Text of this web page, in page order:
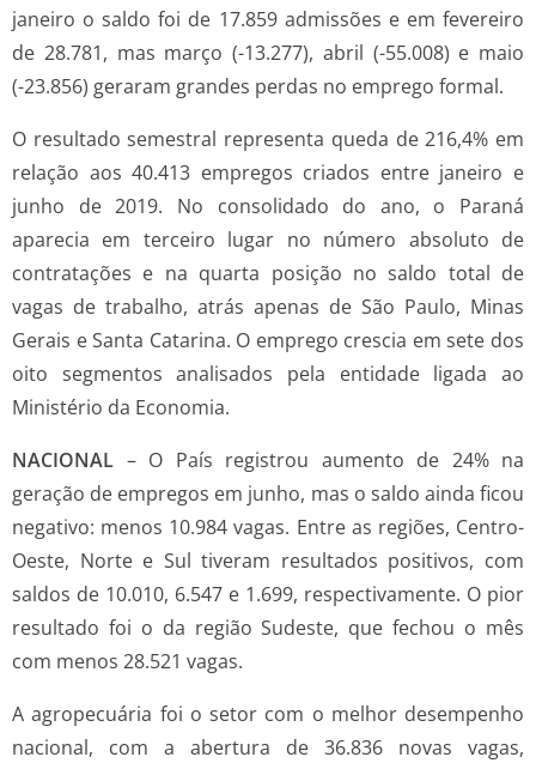
janeiro o saldo foi de 17.859 admissões e em fevereiro
de 28.781, mas março (-13.277), abril (-55.008) e maio
(-23.856) geraram grandes perdas no emprego formal.
O resultado semestral representa queda de 216,4% em
relação aos 40.413 empregos criados entre janeiro e
junho de 2019. No consolidado do ano, o Paraná
aparecia em terceiro lugar no número absoluto de
contratações e na quarta posição no saldo total de
vagas de trabalho, atrás apenas de São Paulo, Minas
Gerais e Santa Catarina. O emprego crescia em sete dos
oito segmentos analisados pela entidade ligada ao
Ministério da Economia.
NACIONAL – O País registrou aumento de 24% na
geração de empregos em junho, mas o saldo ainda ficou
negativo: menos 10.984 vagas. Entre as regiões, Centro-
Oeste, Norte e Sul tiveram resultados positivos, com
saldos de 10.010, 6.547 e 1.699, respectivamente. O pior
resultado foi o da região Sudeste, que fechou o mês
com menos 28.521 vagas.
A agropecuária foi o setor com o melhor desempenho
nacional, com a abertura de 36.836 novas vagas,